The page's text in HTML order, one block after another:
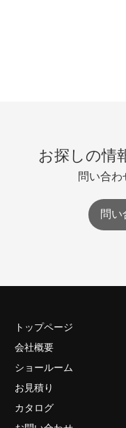
お探しの情
問い合わ
問い
トップページ
会社概要
ショールーム
お見積り
カタログ